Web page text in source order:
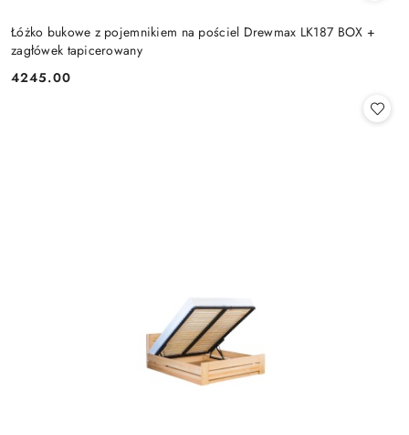
Łóżko bukowe z pojemnikiem na pościel Drewmax LK187 BOX +
zagłówek tapicerowany
Cena:
4245.00